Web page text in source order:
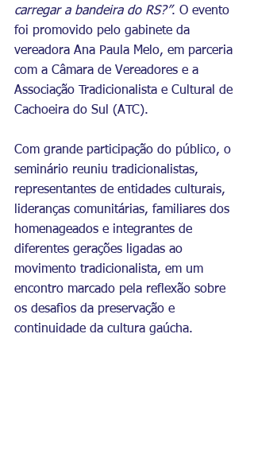
carregar a bandeira do RS?”. O evento
foi promovido pelo gabinete da
vereadora Ana Paula Melo, em parceria
com a Câmara de Vereadores e a
Associação Tradicionalista e Cultural de
Cachoeira do Sul (ATC).
Com grande participação do público, o
seminário reuniu tradicionalistas,
representantes de entidades culturais,
lideranças comunitárias, familiares dos
homenageados e integrantes de
diferentes gerações ligadas ao
movimento tradicionalista, em um
encontro marcado pela reflexão sobre
os desafios da preservação e
continuidade da cultura gaúcha.